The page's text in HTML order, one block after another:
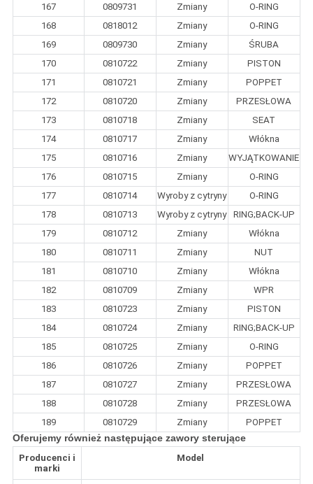
167
0809731 Zmiany
O-RING
168
0818012 Zmiany
O-RING
169
0809730 Zmiany
ŚRUBA
170
0810722 Zmiany
PISTON
171
0810721 Zmiany
POPPET
172
0810720 Zmiany
PRZESŁOWA
173
0810718 Zmiany
SEAT
174
0810717 Zmiany
Włókna
175
0810716 Zmiany
WYJĄTKOWANIE
176
0810715 Zmiany
O-RING
177
0810714 Wyroby z cytryny
O-RING
178
0810713 Wyroby z cytryny
RING;BACK-UP
179
0810712 Zmiany
Włókna
180
0810711 Zmiany
NUT
181
0810710 Zmiany
Włókna
182
0810709 Zmiany
WPR
183
0810723 Zmiany
PISTON
184
0810724 Zmiany
RING;BACK-UP
185
0810725 Zmiany
O-RING
186
0810726 Zmiany
POPPET
187
0810727 Zmiany
PRZESŁOWA
188
0810728 Zmiany
PRZESŁOWA
189
0810729 Zmiany POPPET
Oferujemy również następujące zawory sterujące
Producenci i
marki
Model